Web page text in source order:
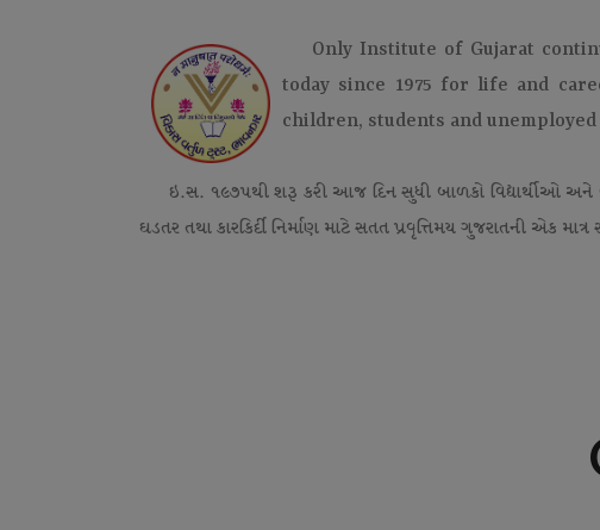
Only Institute of Gujarat
today since 1975 for life and
children, students and unemployed
ઇ.સ. ૧૯૭૫થી શરૂ કરી આજ દિન સુધી બાળકો વિદ્યાર્થીઓ અને
ઘડતર તથા કારકિર્દી નિર્માણ માટે સતત પ્રવૃત્તિમય ગુજરાતની એક